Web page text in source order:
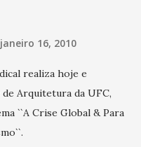
janeiro 16, 2010
realiza hoje e
de Arquitetura da UFC,
``A Crise Global & Para